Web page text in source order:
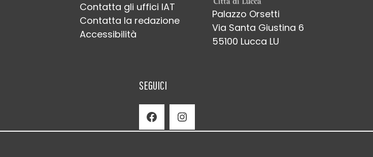
Contatta gli uffici IAT
Contatta la redazione
Accessibilità
Palazzo Orsetti
Via Santa Giustina 6
55100 Lucca LU
SEGUICI
Facebook Instagram